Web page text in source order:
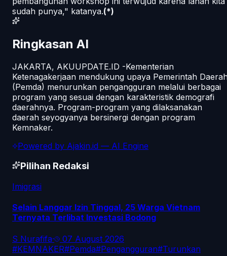
sudah punya," katanya.(*)
Ringkasan AI
JAKARTA, AKUUPDATE.ID -Kementerian
Ketenagakerjaan mendukung upaya Pemerintah
(Pemda) menurunkan pengangguran melalui berbagai
program yang sesuai dengan karakteristik demografi
daerahnya. Program-program yang dilaksanakan
daerah seyogyanya bersinergi dengan program
Kemnaker.
Powered by Ajakin.id — AI Engine
Pilihan Redaksi
Imigrasi
Selain Langgar Izin Tinggal, 25 Warga Vietnam
Ternyata Terlibat Investasi Bodong
S Nurafifa·
07 August 2026
#KEMNAKER#Pemda#Pengangguran#Turunkan